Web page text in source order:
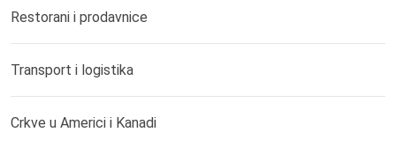
Restorani i prodavnice
Transport i logistika
Crkve u Americi i Kanadi